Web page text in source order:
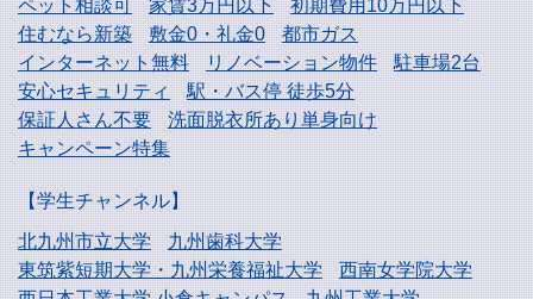
ペット相談可
家賃3万円以下
初期費用10万円以下
住むなら新築
敷金0・礼金0
都市ガス
インターネット無料
リノベーション物件
駐車場2台
安心セキュリティ
駅・バス停 徒歩5分
保証人さん不要
洗面脱衣所あり単身向け
キャンペーン特集
【学生チャンネル】
北九州市立大学
九州歯科大学
東筑紫短期大学・九州栄養福祉大学
西南女学院大学